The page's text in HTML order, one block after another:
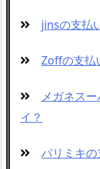
jinsの支払
Zoffの支払
メガネス
イ？
パリミキ